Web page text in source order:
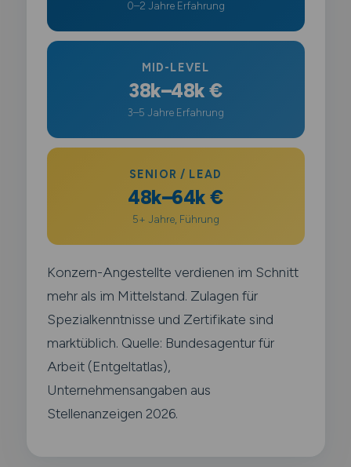
0–2 Jahre Erfahrung
MID-LEVEL
38k–48k €
3–5 Jahre Erfahrung
SENIOR / LEAD
48k–64k €
5+ Jahre, Führung
Konzern-Angestellte verdienen im Schnitt
mehr als im Mittelstand. Zulagen für
Spezialkenntnisse und Zertifikate sind
marktüblich. Quelle: Bundesagentur für
Arbeit (Entgeltatlas),
Unternehmensangaben aus
Stellenanzeigen 2026.